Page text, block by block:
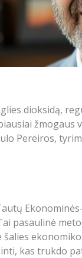
dioksidą,
žmogaus
Pereiros,
pasaulinė
kas trukdo